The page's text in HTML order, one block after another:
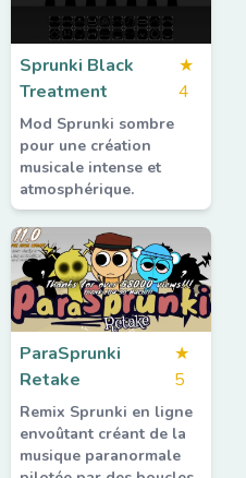
Sprunki Black
Treatment
★
4
Mod Sprunki sombre
pour une création
musicale intense et
atmosphérique.
ParaSprunki
Retake
★
5
Remix Sprunki en ligne
envoûtant créant de la
musique paranormale